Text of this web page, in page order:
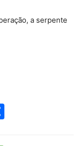
a serpente